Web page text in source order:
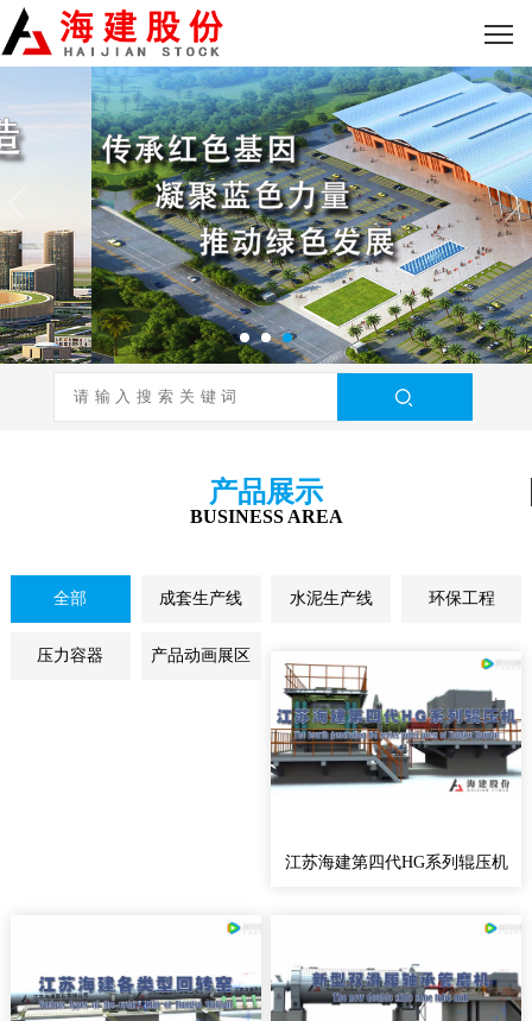
产品展示
BUSINESS AREA
全部 成套生产线 水泥生产线 环保工程
压力容器 产品动画展区
江苏海建第四代HG系列辊压机